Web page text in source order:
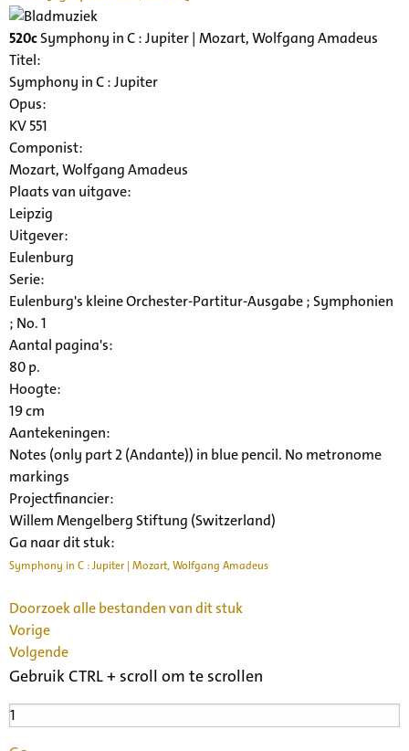
520cSymphony in C : Jupiter | Mozart, Wolfgang Amadeus
Titel:
Symphony in C : Jupiter
Opus:
KV 551
Componist:
Mozart, Wolfgang Amadeus
Plaats van uitgave:
Leipzig
Uitgever:
Eulenburg
Serie:
Eulenburg's kleine Orchester-Partitur-Ausgabe ; Symphonien
; No. 1
Aantal pagina's:
80 p.
Hoogte:
19 cm
Aantekeningen:
Notes (only part 2 (Andante)) in blue pencil. No metronome
markings
Projectfinancier:
Willem Mengelberg Stiftung (Switzerland)
Ga naar dit stuk:
Symphony in C : Jupiter | Mozart, Wolfgang Amadeus
Doorzoek alle bestanden van dit stuk
Vorige
Volgende
Gebruik CTRL + scroll om te scrollen